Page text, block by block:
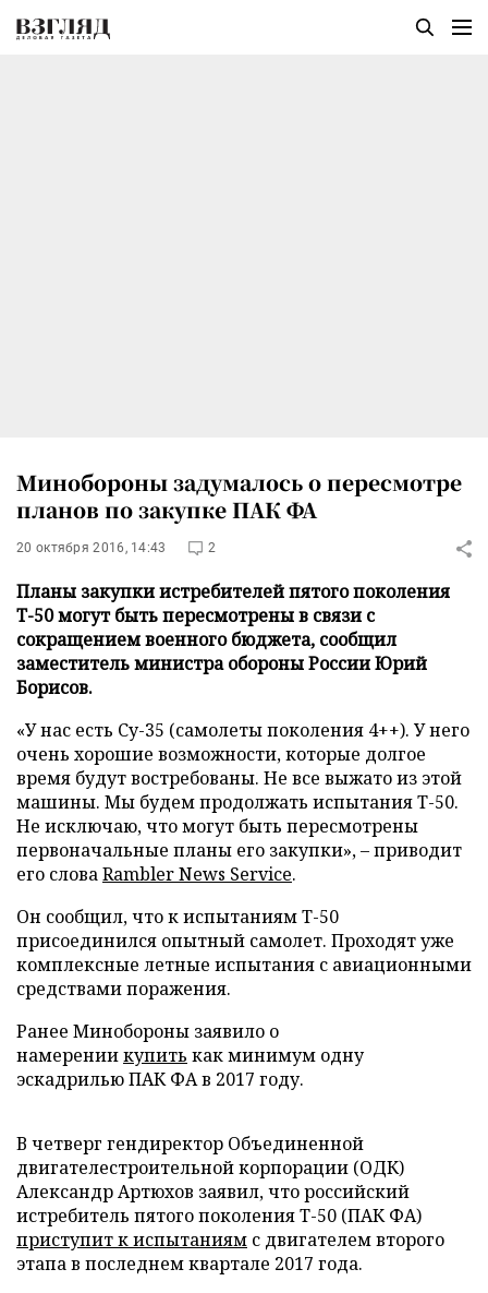
Минобороны задумалось о пересмотре
планов по закупке ПАК ФА
20 октября 2016, 14:43 2
Планы закупки истребителей пятого поколения
Т-50 могут быть пересмотрены в связи с
сокращением военного бюджета, сообщил
заместитель министра обороны России Юрий
Борисов.
«У нас есть Су-35 (самолеты поколения 4++). У него
очень хорошие возможности, которые долгое
время будут востребованы. Не все выжато из этой
машины. Мы будем продолжать испытания Т-50.
Не исключаю, что могут быть пересмотрены
первоначальные планы его закупки», – приводит
его словаRambler News Service.
Он сообщил, что к испытаниям Т-50
присоединился опытный самолет. Проходят уже
комплексные летные испытания с авиационными
средствами поражения.
Ранее Минобороны заявило о
намерениикупить как минимум одну
эскадрилью ПАК ФА в 2017 году.
В четверг гендиректор Объединенной
двигателестроительной корпорации (ОДК)
Александр Артюхов заявил, что российский
истребитель пятого поколения Т-50 (ПАК ФА)
приступит к испытаниям с двигателем второго
этапа в последнем квартале 2017 года.